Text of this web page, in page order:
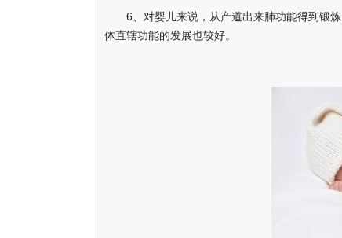
6、对婴儿来说，从产道出来肺功能得到锻炼
体直辖功能的发展也较好。